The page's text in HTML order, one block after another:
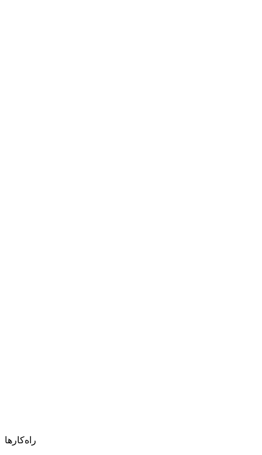
راه‌کارها